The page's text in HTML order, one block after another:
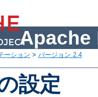
Apache
ーション > バージョン 2.4
設定